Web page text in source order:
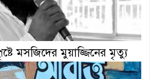
মসজিদের মুয়াজ্জিনের মৃত্যু